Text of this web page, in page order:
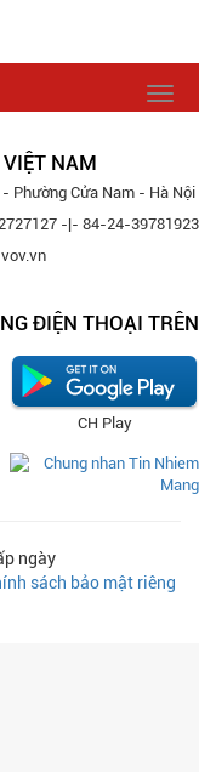
NAM
Phường Cửa Nam - Hà Nội
-|- 84-24-39781923
ĐIỆN THOẠI TRÊN
CH Play
ngày
sách bảo mật riêng